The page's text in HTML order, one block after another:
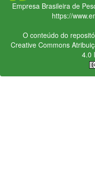
Empresa Brasileira de
https://
O conteúdo do
Creative Commons
4.0